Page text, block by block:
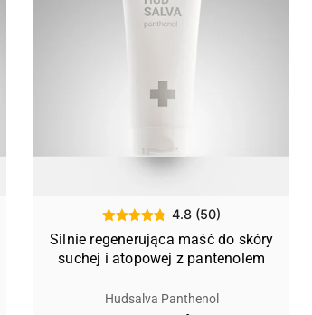
4.8 (50)
Silnie regenerująca maść do skóry
suchej i atopowej z pantenolem
Hudsalva Panthenol